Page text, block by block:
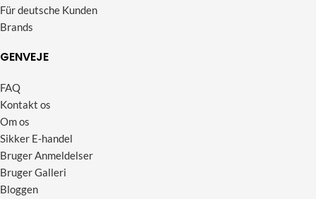
Für deutsche Kunden
Brands
GENVEJE
FAQ
Kontakt os
Om os
Sikker E-handel
Bruger Anmeldelser
Bruger Galleri
Bloggen